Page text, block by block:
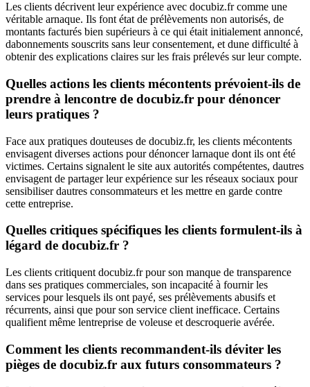
Les clients décrivent leur expérience avec docubiz.fr comme une
véritable arnaque. Ils font état de prélèvements non autorisés, de
montants facturés bien supérieurs à ce qui était initialement annoncé,
dabonnements souscrits sans leur consentement, et dune difficulté à
obtenir des explications claires sur les frais prélevés sur leur compte.
Quelles actions les clients mécontents prévoient-ils de
prendre à lencontre de docubiz.fr pour dénoncer
leurs pratiques ?
Face aux pratiques douteuses de docubiz.fr, les clients mécontents
envisagent diverses actions pour dénoncer larnaque dont ils ont été
victimes. Certains signalent le site aux autorités compétentes, dautres
envisagent de partager leur expérience sur les réseaux sociaux pour
sensibiliser dautres consommateurs et les mettre en garde contre
cette entreprise.
Quelles critiques spécifiques les clients formulent-ils à
légard de docubiz.fr ?
Les clients critiquent docubiz.fr pour son manque de transparence
dans ses pratiques commerciales, son incapacité à fournir les
services pour lesquels ils ont payé, ses prélèvements abusifs et
récurrents, ainsi que pour son service client inefficace. Certains
qualifient même lentreprise de voleuse et descroquerie avérée.
Comment les clients recommandent-ils déviter les
pièges de docubiz.fr aux futurs consommateurs ?